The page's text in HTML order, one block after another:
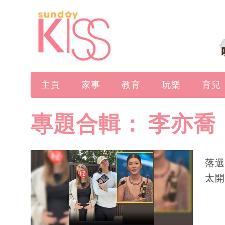
主頁 家事 教育 玩樂 育兒
專題合輯： 李亦喬
落
太